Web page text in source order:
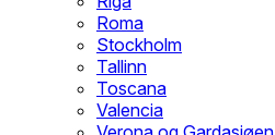
Roma
Stockholm
Tallinn
Toscana
Valencia